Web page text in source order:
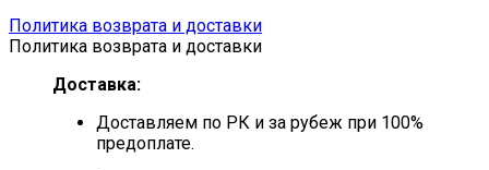
Политика возврата и доставки
Политика возврата и доставки
Доставка:
Доставляем по РК и за рубеж при 100%
предоплате.